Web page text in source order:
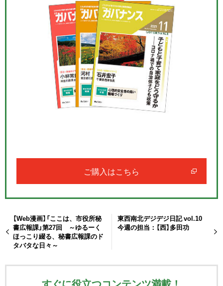
ご購入はこちら
【Web漫画】「ここは、市役所秘
書広報課」第27回 ～ゆるーく
ほっこり綴る、秘書広報課のド
タバタな日々～
東西南北デジデジ日記 vol.10
今週の担当：【西】多田功